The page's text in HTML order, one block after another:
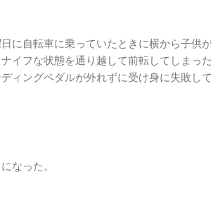
に自転車に乗っていたときに横から子供
イフな状態を通り越して前転してしまっ
ィングペダルが外れずに受け身に失敗し
なった。